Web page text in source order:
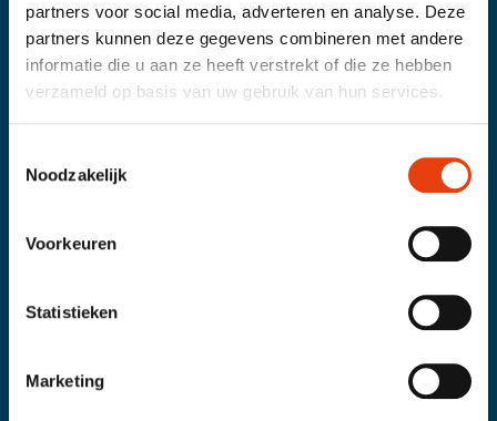
partners voor social media, adverteren en analyse. Deze
partners kunnen deze gegevens combineren met andere
informatie die u aan ze heeft verstrekt of die ze hebben
verzameld op basis van uw gebruik van hun services.
Noodzakelijk
Voorkeuren
Statistieken
Marketing
Op de hoogte blijven?
Schrijf je in voor onze nieuwsbrief!